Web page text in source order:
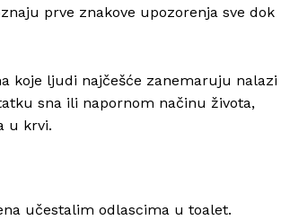
prve znakove upozorenja sve dok
koje ljudi najčešće zanemaruju nalazi
sna ili napornom načinu života,
u krvi.
učestalim odlascima u toalet.